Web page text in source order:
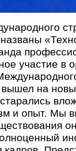
участие в
на
и опыт. Мы